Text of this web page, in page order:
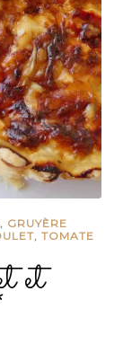
, GRUYÈRE
, TOMATE
et